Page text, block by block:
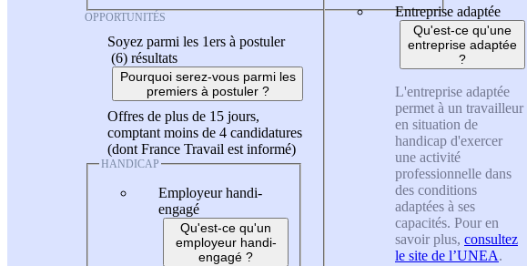
OPPORTUNITÉS
Soyez parmi les 1ers à postuler
(6) résultats
Pourquoi serez-vous parmi les
premiers à postuler ?
Offres de plus de 15 jours,
comptant moins de 4 candidatures
(dont France Travail est informé)
HANDICAP
Employeur handi-
engagé
Qu'est-ce qu'un
employeur handi-
engagé ?
Entreprise adaptée
Qu'est-ce qu'une
entreprise adaptée
?
L'entreprise adaptée
permet à un travailleur
en situation de
handicap d'exercer
une activité
professionnelle dans
des conditions
adaptées à ses
capacités. Pour en
savoir plus, consultez
le site de l’UNEA.